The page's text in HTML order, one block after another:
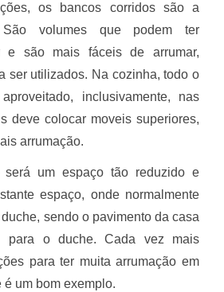
os bancos corridos são a
São volumes que podem ter
e são mais fáceis de arrumar,
ser utilizados. Na cozinha, todo o
inclusivamente, nas
deve colocar moveis superiores,
arrumação.
um espaço tão reduzido e
espaço, onde normalmente
sendo o pavimento da casa
para o duche. Cada vez mais
para ter muita arrumação em
um bom exemplo.